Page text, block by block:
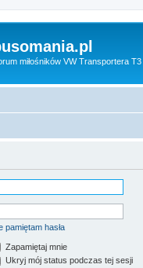
miłośników VW Transportera T3
pamiętam hasła
Zapamiętaj mnie
Ukryj mój status podczas tej sesji